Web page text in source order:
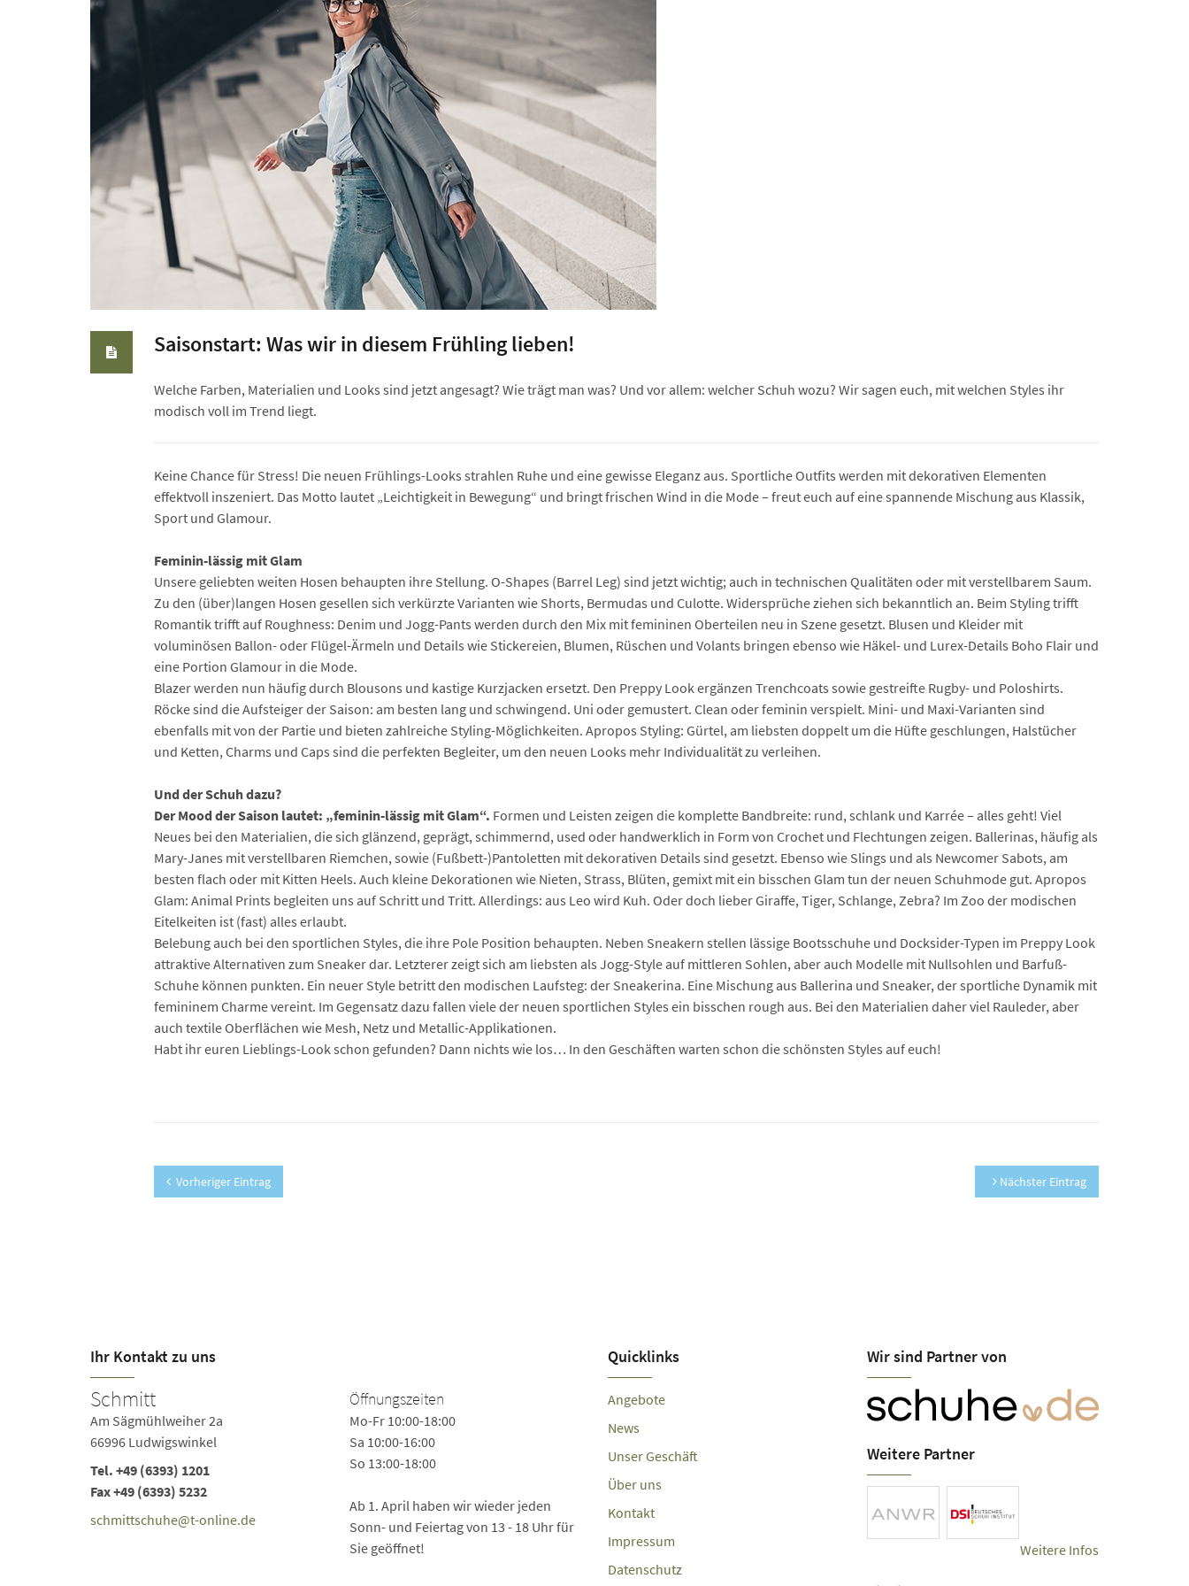
Saisonstart: Was wir in diesem Frühling lieben!
Welche Farben, Materialien und Looks sind jetzt angesagt? Wie trägt man was? Und vor allem: welcher Schuh wozu? Wir sagen euch, mit welchen Styles ihr
modisch voll im Trend liegt.
Keine Chance für Stress! Die neuen Frühlings-Looks strahlen Ruhe und eine gewisse Eleganz aus. Sportliche Outfits werden mit dekorativen Elementen
effektvoll inszeniert. Das Motto lautet „Leichtigkeit in Bewegung“ und bringt frischen Wind in die Mode – freut euch auf eine spannende Mischung aus Klassik,
Sport und Glamour.
Feminin-lässig mit Glam
Unsere geliebten weiten Hosen behaupten ihre Stellung. O-Shapes (Barrel Leg) sind jetzt wichtig; auch in technischen Qualitäten oder mit verstellbarem Saum.
Zu den (über)langen Hosen gesellen sich verkürzte Varianten wie Shorts, Bermudas und Culotte. Widersprüche ziehen sich bekanntlich an. Beim Styling trifft
Romantik trifft auf Roughness: Denim und Jogg-Pants werden durch den Mix mit femininen Oberteilen neu in Szene gesetzt. Blusen und Kleider mit
voluminösen Ballon- oder Flügel-Ärmeln und Details wie Stickereien, Blumen, Rüschen und Volants bringen ebenso wie Häkel- und Lurex-Details Boho Flair und
eine Portion Glamour in die Mode.
Blazer werden nun häufig durch Blousons und kastige Kurzjacken ersetzt. Den Preppy Look ergänzen Trenchcoats sowie gestreifte Rugby- und Poloshirts.
Röcke sind die Aufsteiger der Saison: am besten lang und schwingend. Uni oder gemustert. Clean oder feminin verspielt. Mini- und Maxi-Varianten sind
ebenfalls mit von der Partie und bieten zahlreiche Styling-Möglichkeiten. Apropos Styling: Gürtel, am liebsten doppelt um die Hüfte geschlungen, Halstücher
und Ketten, Charms und Caps sind die perfekten Begleiter, um den neuen Looks mehr Individualität zu verleihen.
Und der Schuh dazu?
Der Mood der Saison lautet: „feminin-lässig mit Glam“. Formen und Leisten zeigen die komplette Bandbreite: rund, schlank und Karrée – alles geht! Viel
Neues bei den Materialien, die sich glänzend, geprägt, schimmernd, used oder handwerklich in Form von Crochet und Flechtungen zeigen. Ballerinas, häufig als
Mary-Janes mit verstellbaren Riemchen, sowie (Fußbett-)Pantoletten mit dekorativen Details sind gesetzt. Ebenso wie Slings und als Newcomer Sabots, am
besten flach oder mit Kitten Heels. Auch kleine Dekorationen wie Nieten, Strass, Blüten, gemixt mit ein bisschen Glam tun der neuen Schuhmode gut. Apropos
Glam: Animal Prints begleiten uns auf Schritt und Tritt. Allerdings: aus Leo wird Kuh. Oder doch lieber Giraffe, Tiger, Schlange, Zebra? Im Zoo der modischen
Eitelkeiten ist (fast) alles erlaubt.
Belebung auch bei den sportlichen Styles, die ihre Pole Position behaupten. Neben Sneakern stellen lässige Bootsschuhe und Docksider-Typen im Preppy Look
attraktive Alternativen zum Sneaker dar. Letzterer zeigt sich am liebsten als Jogg-Style auf mittleren Sohlen, aber auch Modelle mit Nullsohlen und Barfuß-
Schuhe können punkten. Ein neuer Style betritt den modischen Laufsteg: der Sneakerina. Eine Mischung aus Ballerina und Sneaker, der sportliche Dynamik mit
femininem Charme vereint. Im Gegensatz dazu fallen viele der neuen sportlichen Styles ein bisschen rough aus. Bei den Materialien daher viel Rauleder, aber
auch textile Oberflächen wie Mesh, Netz und Metallic-Applikationen.
Habt ihr euren Lieblings-Look schon gefunden? Dann nichts wie los… In den Geschäften warten schon die schönsten Styles auf euch!
Vorheriger Eintrag Nächster Eintrag
Ihr Kontakt zu uns
Schmitt
Am Sägmühlweiher 2a
66996 Ludwigswinkel
Tel. +49 (6393) 1201
Fax +49 (6393) 5232
schmittschuhe@t-online.de
Öffnungszeiten
Mo-Fr 10:00-18:00
Sa 10:00-16:00
So 13:00-18:00
Ab 1. April haben wir wieder jeden
Sonn- und Feiertag von 13 - 18 Uhr für
Sie geöffnet!
Quicklinks
Angebote
News
Unser Geschäft
Über uns
Kontakt
Impressum
Datenschutz
Wir sind Partner von
Weitere Partner
Weitere Infos